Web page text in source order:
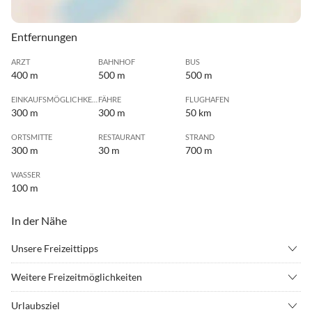
Entfernungen
ARZT
400 m
BAHNHOF
500 m
BUS
500 m
300 m
FÄHRE
300 m
FLUGHAFEN
50 km
ORTSMITTE
300 m
RESTAURANT
30 m
STRAND
700 m
WASSER
100 m
In der Nähe
Unsere Freizeittipps
• Joggen
Weitere Freizeitmöglichkeiten
Urlaubsziel